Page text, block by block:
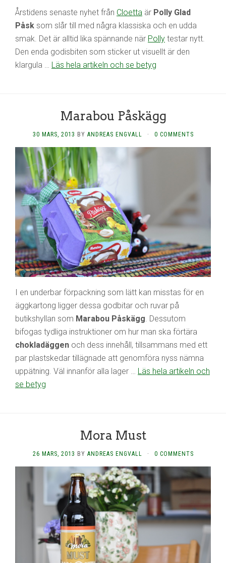
Årstidens senaste nyhet från Cloetta är Polly Glad
Påsk som slår till med några klassiska och en udda
smak. Det är alltid lika spännande när Polly testar nytt.
Den enda godisbiten som sticker ut visuellt är den
klargula … Läs hela artikeln och se betyg
Marabou Påskägg
30 MARS, 2013 BY ANDREAS ENGVALL · 0 COMMENTS
I en underbar förpackning som lätt kan misstas för en
äggkartong ligger dessa godbitar och ruvar på
butikshyllan som Marabou Påskägg. Dessutom
bifogas tydliga instruktioner om hur man ska förtära
chokladäggen och dess innehåll, tillsammans med ett
par plastskedar tillägnade att genomföra nyss nämna
uppätning. Väl innanför alla lager … Läs hela artikeln och
se betyg
Mora Must
26 MARS, 2013 BY ANDREAS ENGVALL · 0 COMMENTS